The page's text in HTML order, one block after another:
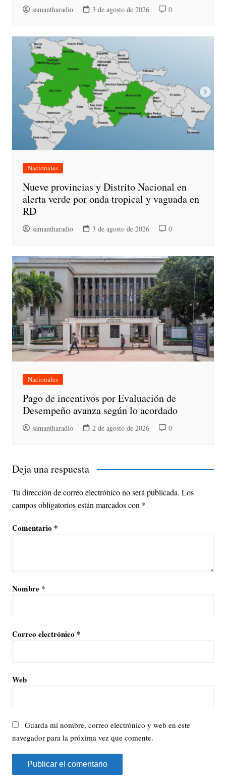
samantharadio 3 de agosto de 2026 0
Nacionales
Nueve provincias y Distrito Nacional en
alerta verde por onda tropical y vaguada en
RD
samantharadio 3 de agosto de 2026 0
Nacionales
Pago de incentivos por Evaluación de
Desempeño avanza según lo acordado
samantharadio 2 de agosto de 2026 0
Deja una respuesta
Tu dirección de correo electrónico no será publicada. Los
campos obligatorios están marcados con *
Comentario *
Nombre *
Correo electrónico *
Web
Guarda mi nombre, correo electrónico y web en este
navegador para la próxima vez que comente.